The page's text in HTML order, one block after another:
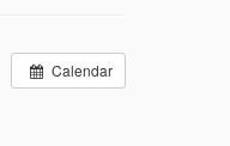
Calendar